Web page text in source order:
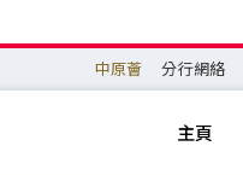
中原薈 分行網絡
主頁